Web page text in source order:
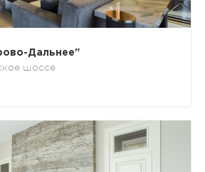
Дальнее"
шоссе